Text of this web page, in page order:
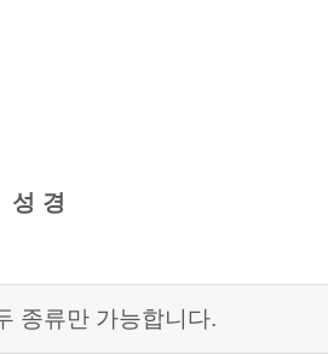
경
종류만 가능합니다.